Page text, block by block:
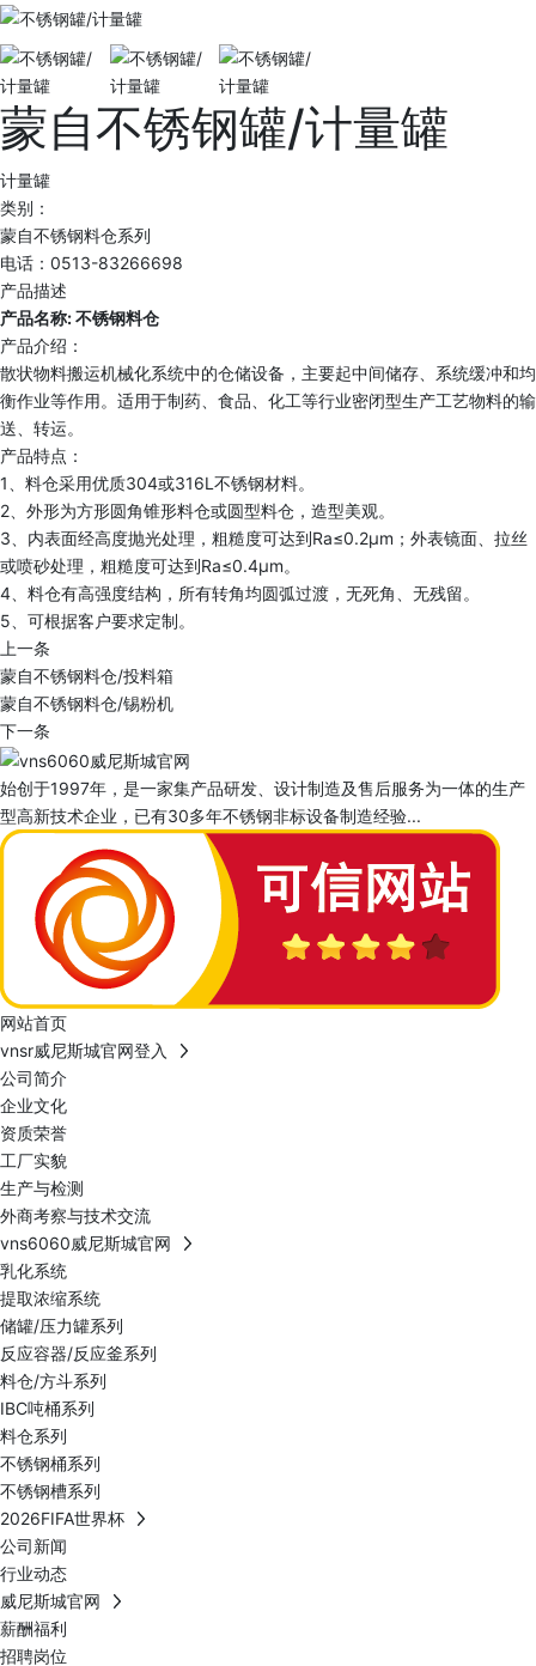
蒙自不锈钢罐/计量罐
计量罐
类别：
蒙自不锈钢料仓系列
电话：0513-83266698
产品描述
产品名称: 不锈钢料仓
产品介绍：
散状物料搬运机械化系统中的仓储设备，主要起中间储存、系统缓冲和均
衡作业等作用。适用于制药、食品、化工等行业密闭型生产工艺物料的输
送、转运。
产品特点：
1、料仓采用优质304或316L不锈钢材料。
2、外形为方形圆角锥形料仓或圆型料仓，造型美观。
3、内表面经高度抛光处理，粗糙度可达到Ra≤0.2μm；外表镜面、拉丝
或喷砂处理，粗糙度可达到Ra≤0.4μm。
4、料仓有高强度结构，所有转角均圆弧过渡，无死角、无残留。
5、可根据客户要求定制。
上一条
蒙自不锈钢料仓/投料箱
蒙自不锈钢料仓/锡粉机
下一条
始创于1997年，是一家集产品研发、设计制造及售后服务为一体的生产
型高新技术企业，已有30多年不锈钢非标设备制造经验...
网站首页
vnsr威尼斯城官网登入
公司简介
企业文化
资质荣誉
工厂实貌
生产与检测
外商考察与技术交流
vns6060威尼斯城官网
乳化系统
提取浓缩系统
储罐/压力罐系列
反应容器/反应釜系列
料仓/方斗系列
IBC吨桶系列
料仓系列
不锈钢桶系列
不锈钢槽系列
2026FIFA世界杯
公司新闻
行业动态
威尼斯城官网
薪酬福利
招聘岗位